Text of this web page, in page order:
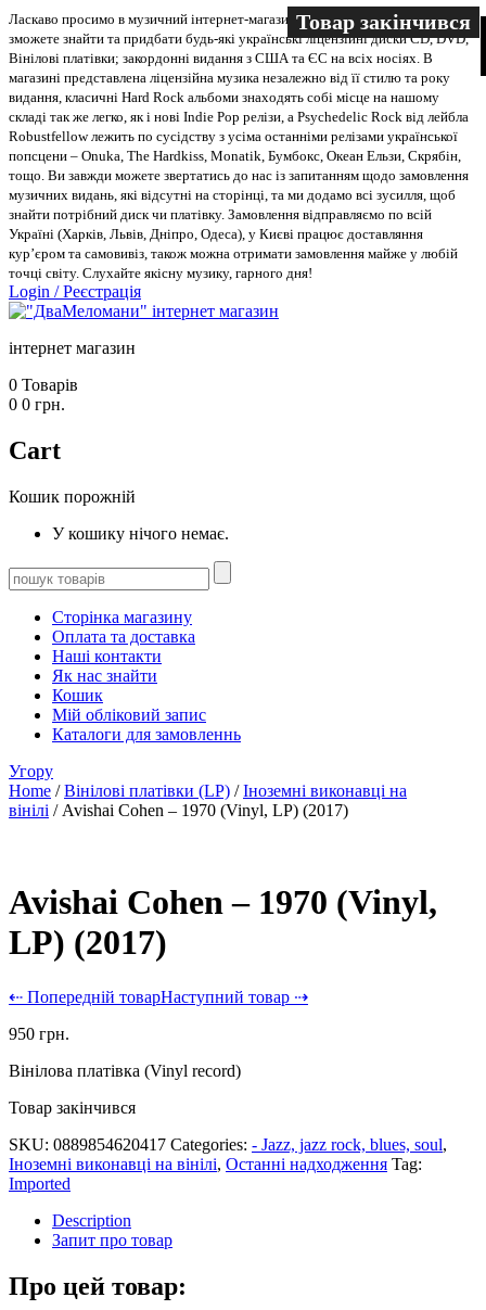
Ласкаво просимо в музичний інтернет-магазин “Два меломани”. У нас Ви
зможете знайти та придбати будь-які українські ліцензійні диски CD, DVD,
Вінілові платівки; закордонні видання з США та ЄС на всіх носіях. В
магазині представлена ліцензійна музика незалежно від її стилю та року
видання, класичні Hard Rock альбоми знаходять собі місце на нашому
складі так же легко, як і нові Indie Pop релізи, а Psychedelic Rock від лейбла
Robustfellow лежить по сусідству з усіма останніми релізами української
попсцени – Onuka, The Hardkiss, Monatik, Бумбокс, Океан Ельзи, Скрябін,
тощо. Ви завжди можете звертатись до нас із запитанням щодо замовлення
музичних видань, які відсутні на сторінці, та ми додамо всі зусилля, щоб
знайти потрібний диск чи платівку. Замовлення відправляємо по всій
Україні (Харків, Львів, Дніпро, Одеса), у Києві працює доставляння
кур’єром та самовивіз, також можна отримати замовлення майже у любій
точці світу. Слухайте якісну музику, гарного дня!
Login /Реєстрація
інтернет магазин
0 Товарів
0 0 грн.
Cart
Кошик порожній
У кошику нічого немає.
Сторінка магазину
Оплата та доставка
Наші контакти
Як нас знайти
Кошик
Мій обліковий запис
Каталоги для замовленнь
Угору
Home /Вінілові платівки (LP) /Іноземні виконавці на
вінілі / Avishai Cohen – 1970 (Vinyl, LP) (2017)
Товар закінчився
Avishai Cohen – 1970 (Vinyl,
LP) (2017)
⇠ Попередній товарНаступний товар ⇢
950 грн.
Вінілова платівка (Vinyl record)
Товар закінчився
SKU: 0889854620417 Categories: - Jazz, jazz rock, blues, soul,
Іноземні виконавці на вінілі, Останні надходження Tag:
Imported
Description
Запит про товар
Про цей товар: